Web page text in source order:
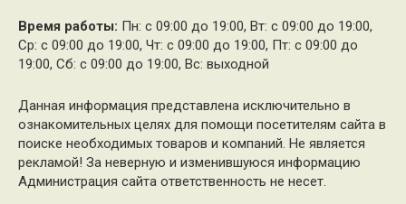
Время работы: Пн: с 09:00 до 19:00, Вт: с 09:00 до 19:00,
Ср: с 09:00 до 19:00, Чт: с 09:00 до 19:00, Пт: с 09:00 до
19:00, Сб: с 09:00 до 19:00, Вс: выходной
Данная информация представлена исключительно в
ознакомительных целях для помощи посетителям сайта в
поиске необходимых товаров и компаний. Не является
рекламой! За неверную и изменившуюся информацию
Администрация сайта ответственность не несет.